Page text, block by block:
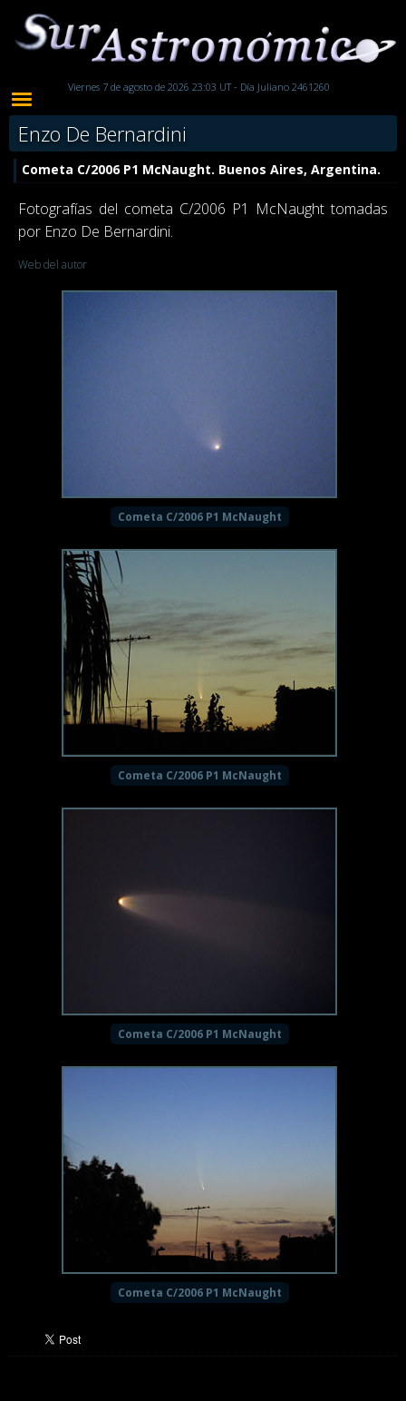
Viernes 7 de agosto de 2026 23:03 UT - Día Juliano 2461260
Enzo De Bernardini
Cometa C/2006 P1 McNaught. Buenos Aires, Argentina.
Fotografías del cometa C/2006 P1 McNaught tomadas
por Enzo De Bernardini.
Web del autor
Cometa C/2006 P1 McNaught
Cometa C/2006 P1 McNaught
Cometa C/2006 P1 McNaught
Cometa C/2006 P1 McNaught